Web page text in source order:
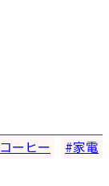
コーヒー
家電